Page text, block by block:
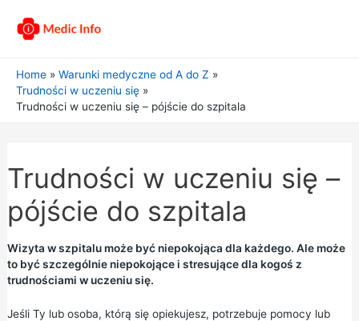
Home
Warunki medyczne od A do Z
Trudności w uczeniu się
Trudności w uczeniu się – pójście do szpitala
Trudności w uczeniu się –
pójście do szpitala
Wizyta w szpitalu może być niepokojąca dla każdego. Ale może
to być szczególnie niepokojące i stresujące dla kogoś z
trudnościami w uczeniu się.
Jeśli Ty lub osoba, którą się opiekujesz, potrzebuje pomocy lub